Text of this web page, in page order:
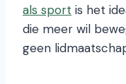
als sport is het
die meer wil
geen